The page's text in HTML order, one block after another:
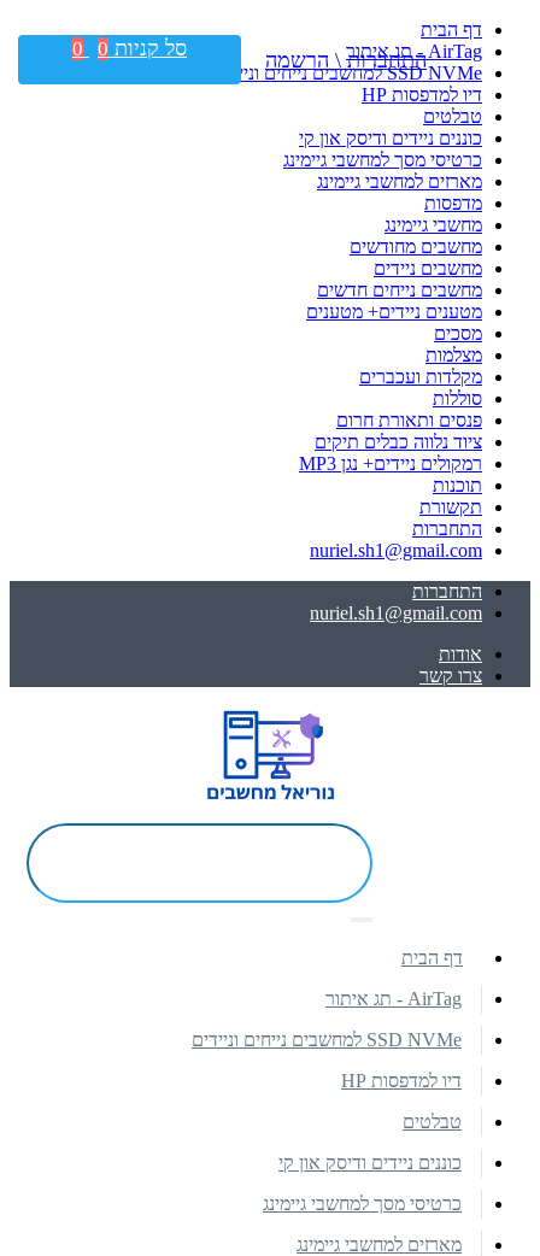
דף הבית
AirTag - תג איתור
SSD NVMe למחשבים נייחים וניידים
דיו למדפסות HP
טבלטים
כוננים ניידים ודיסק און קי
כרטיסי מסך למחשבי גיימינג
מארזים למחשבי גיימינג
מדפסות
מחשבי גיימינג
מחשבים מחודשים
מחשבים ניידים
מחשבים נייחים חדשים
מטענים ניידים+ מטענים
מסכים
מצלמות
מקלדות ועכברים
סוללות
פנסים ותאורת חרום
ציוד נלווה כבלים תיקים
רמקולים ניידים+ נגן MP3
תוכנות
תקשורת
התחברות
nuriel.sh1@gmail.com
התחברות
nuriel.sh1@gmail.com
אודות
צרו קשר
התחברות \ הרשמה סל קניות 0
0
דף הבית
AirTag - תג איתור
SSD NVMe למחשבים נייחים וניידים
דיו למדפסות HP
טבלטים
כוננים ניידים ודיסק און קי
כרטיסי מסך למחשבי גיימינג
מארזים למחשבי גיימינג